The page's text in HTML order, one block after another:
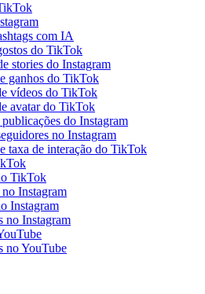
com IA
do TikTok
stories do Instagram
ganhos do TikTok
vídeos do TikTok
avatar do TikTok
do Instagram
no Instagram
taxa de interação do TikTok
TikTok
Instagram
Instagram
no Instagram
no YouTube